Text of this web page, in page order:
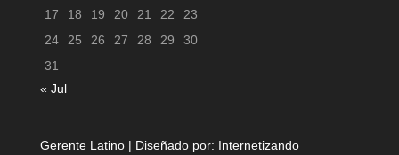
17
18 19 20 21 22
23
24
25 26 27 28 29
30
31
« Jul
Gerente Latino | Diseñado por: Internetizando